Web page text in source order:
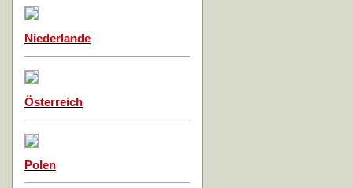
Niederlande
Österreich
Polen